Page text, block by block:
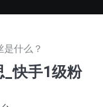
是什么？
快手1级粉